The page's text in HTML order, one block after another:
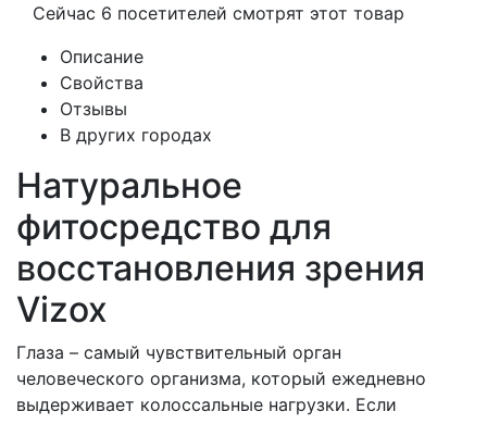
Сейчас 6 посетителей смотрят этот товар
Описание
Свойства
Отзывы
В других городах
Натуральное
фитосредство для
восстановления зрения
Vizox
Глаза – самый чувствительный орган
человеческого организма, который ежедневно
выдерживает колоссальные нагрузки. Если